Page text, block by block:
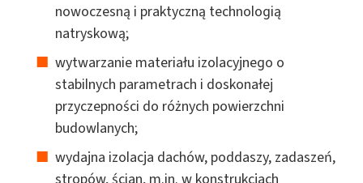
nowoczesną i praktyczną technologią
natryskową;
wytwarzanie materiału izolacyjnego o
stabilnych parametrach i doskonałej
przyczepności do różnych powierzchni
budowlanych;
wydajna izolacja dachów, poddaszy, zadaszeń,
stropów, ścian, m.in. w konstrukcjach